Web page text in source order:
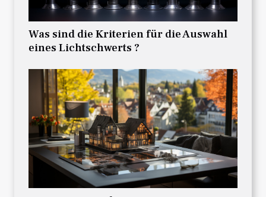
Was sind die Kriterien für die Auswahl
eines Lichtschwerts ?